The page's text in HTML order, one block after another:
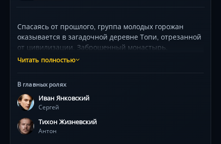
Спасаясь от прошлого, группа молодых горожан
оказывается в загадочной деревне Топи, отрезанной
от цивилизации. Заброшенный монастырь,
необъяснимые явления и нарастающий паранойя
воплощает психологическую дуэль страха и безумия
под визуальный гул российских болот. Сценарий
Дмитрия Глуховского мастерски сплетает мистику с
социальной аллегорией, где каждый кадр — это
зеркало внутренних демонов. Ожидайте нелинейный
Читать полностью
В главных ролях
Иван Янковский
Сергей
Тихон Жизневский
Антон